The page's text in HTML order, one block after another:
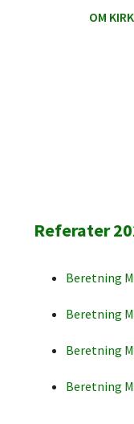
OM
Referater
Beretning
Beretning
Beretning
Beretning